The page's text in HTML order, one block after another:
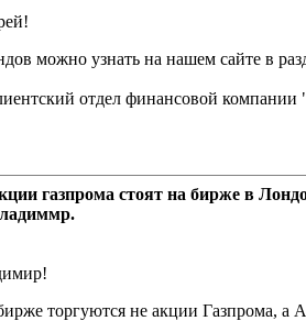
можно узнать на нашем сайте в
отдел финансовой
газпрома стоят на бирже в
торгуются не акции Газпрома, а